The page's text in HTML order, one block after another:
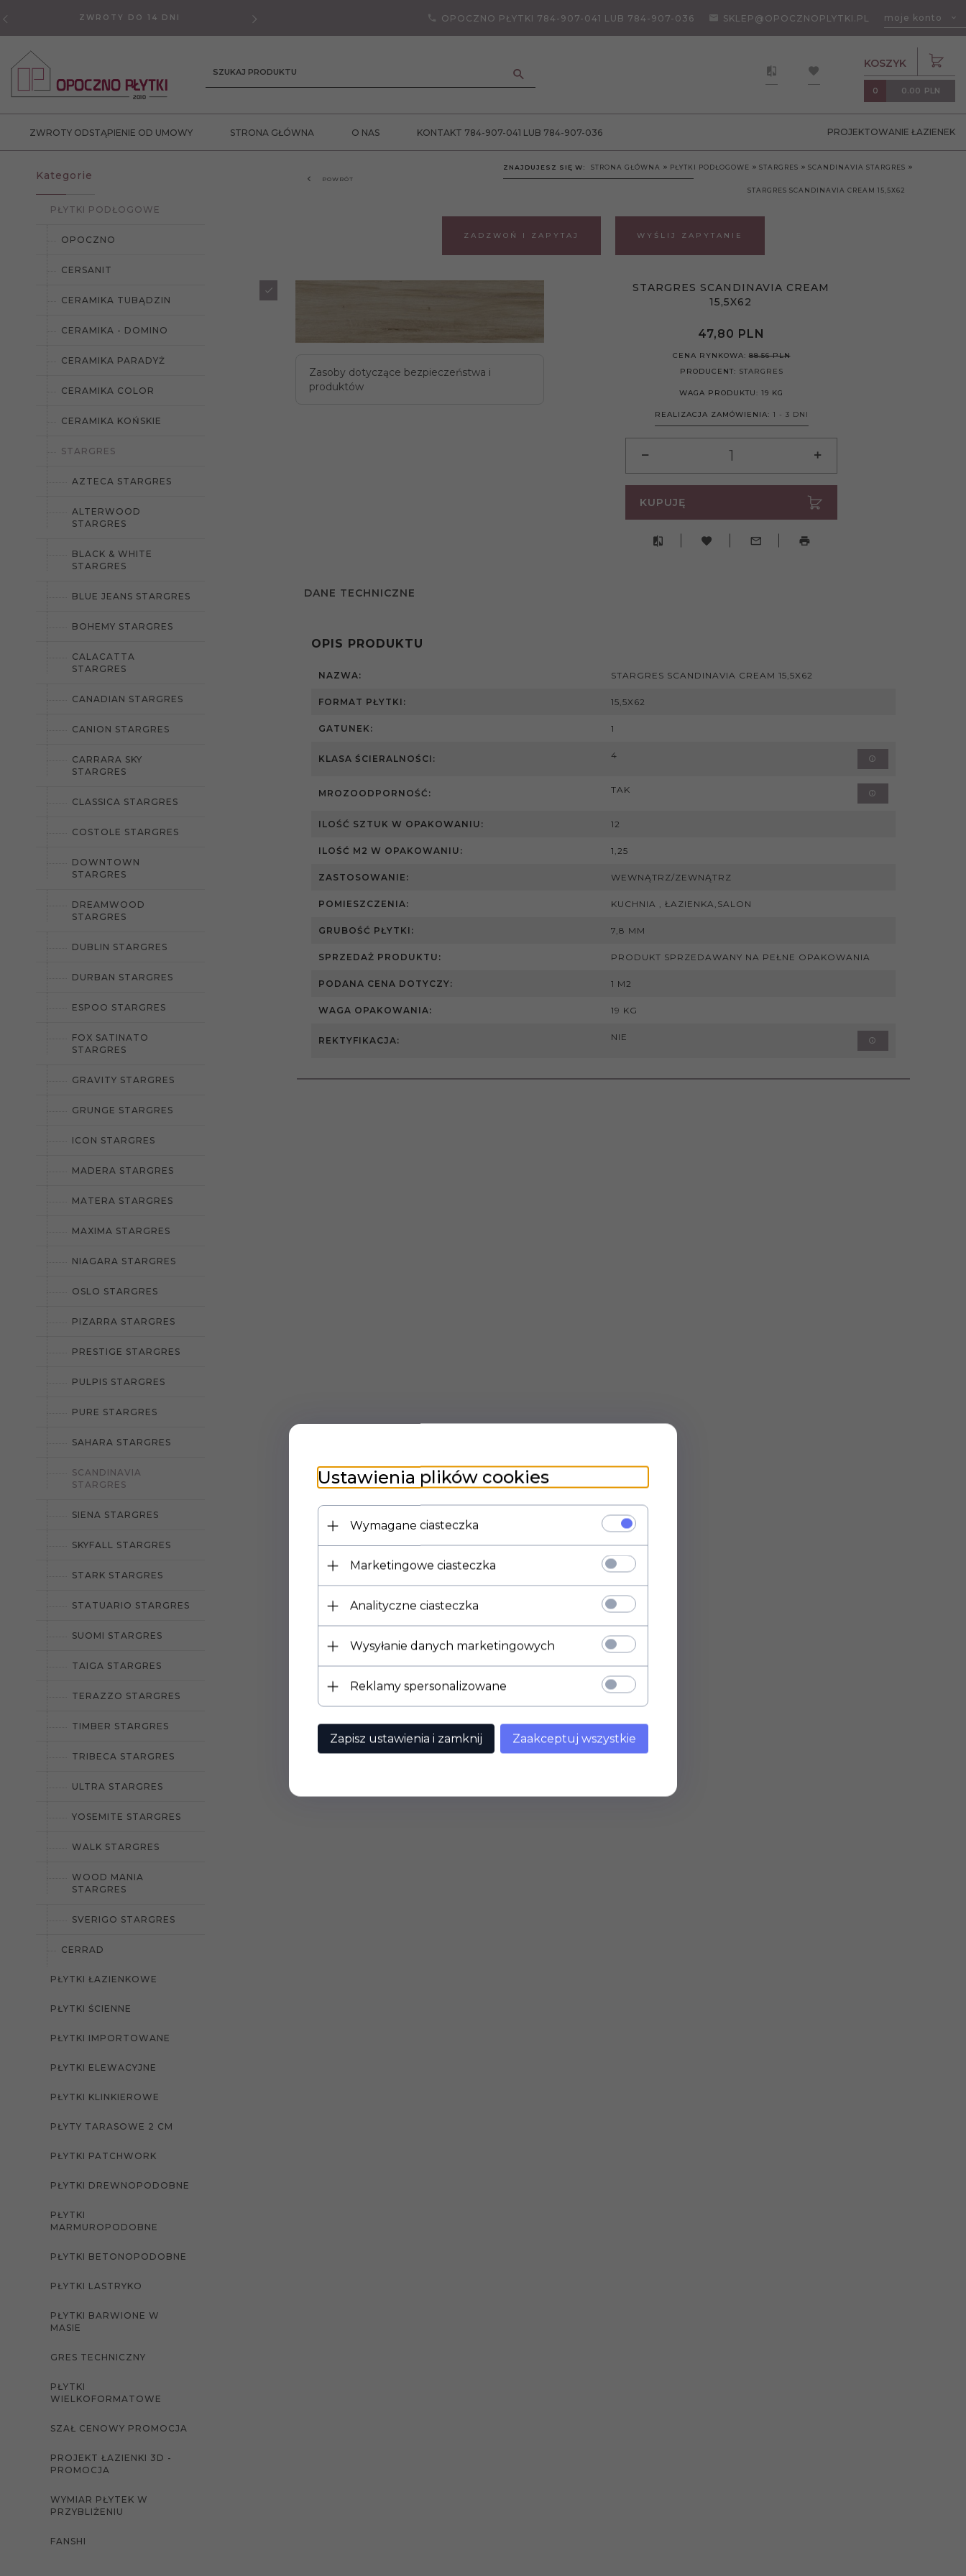
ZWROTY DO 14 DNI OPOCZNO PŁYTKI 784-907-041 LUB 784-907-036 SKLEP@OPOCZNOPLYTKI.PL moje konto
SZUKAJ PRODUKTU
KOSZYK
0 0.00 PLN
ZWROTY ODSTĄPIENIE OD UMOWY STRONA GŁÓWNA O NAS KONTAKT 784-907-041 LUB 784-907-036 PROJEKTOWANIE ŁAZIENEK
Kategorie
PŁYTKI PODŁOGOWE
OPOCZNO
CERSANIT
CERAMIKA TUBĄDZIN
CERAMIKA - DOMINO
CERAMIKA PARADYŻ
CERAMIKA COLOR
CERAMIKA KOŃSKIE
STARGRES
AZTECA STARGRES
ALTERWOOD
STARGRES
BLACK & WHITE
STARGRES
BLUE JEANS STARGRES
BOHEMY STARGRES
CALACATTA
STARGRES
CANADIAN STARGRES
CANION STARGRES
CARRARA SKY
STARGRES
CLASSICA STARGRES
COSTOLE STARGRES
DOWNTOWN
STARGRES
DREAMWOOD
STARGRES
DUBLIN STARGRES
DURBAN STARGRES
ESPOO STARGRES
FOX SATINATO
STARGRES
GRAVITY STARGRES
GRUNGE STARGRES
ICON STARGRES
MADERA STARGRES
MATERA STARGRES
MAXIMA STARGRES
NIAGARA STARGRES
OSLO STARGRES
PIZARRA STARGRES
PRESTIGE STARGRES
PULPIS STARGRES
PURE STARGRES
SAHARA STARGRES
SCANDINAVIA
STARGRES
SIENA STARGRES
SKYFALL STARGRES
STARK STARGRES
STATUARIO STARGRES
SUOMI STARGRES
TAIGA STARGRES
TERAZZO STARGRES
TIMBER STARGRES
TRIBECA STARGRES
ULTRA STARGRES
YOSEMITE STARGRES
WALK STARGRES
WOOD MANIA
STARGRES
SVERIGO STARGRES
CERRAD
PŁYTKI ŁAZIENKOWE
PŁYTKI ŚCIENNE
PŁYTKI IMPORTOWANE
PŁYTKI ELEWACYJNE
PŁYTKI KLINKIEROWE
PŁYTY TARASOWE 2 CM
PŁYTKI PATCHWORK
PŁYTKI DREWNOPODOBNE
PŁYTKI
MARMUROPODOBNE
PŁYTKI BETONOPODOBNE
PŁYTKI LASTRYKO
PŁYTKI BARWIONE W
MASIE
GRES TECHNICZNY
PŁYTKI
WIELKOFORMATOWE
SZAŁ CENOWY PROMOCJA
PROJEKT ŁAZIENKI 3D -
PROMOCJA
WYMIAR PŁYTEK W
PRZYBLIŻENIU
FANSHI
POWRÓT
ZNAJDUJESZ SIĘ W: STRONA GŁÓWNA PŁYTKI PODŁOGOWE STARGRES SCANDINAVIA STARGRES
STARGRES SCANDINAVIA CREAM 15,5X62
ZADZWOŃ I ZAPYTAJ WYŚLIJ ZAPYTANIE
Zasoby dotyczące bezpieczeństwa i
produktów
STARGRES SCANDINAVIA CREAM
15,5X62
47,80 PLN
CENA RYNKOWA:88.56 PLN
PRODUCENT: STARGRES
WAGA PRODUKTU:19 KG
REALIZACJA ZAMÓWIENIA: 1 - 3 DNI
KUPUJĘ
DANE TECHNICZNE
OPIS PRODUKTU
NAZWA: STARGRES SCANDINAVIA CREAM 15,5X62
FORMAT PŁYTKI: 15,5X62
GATUNEK: 1
KLASA ŚCIERALNOŚCI: 4
MROZOODPORNOŚĆ: TAK
ILOŚĆ SZTUK W OPAKOWANIU: 12
ILOŚĆ M2 W OPAKOWANIU: 1,25
ZASTOSOWANIE: WEWNĄTRZ/ZEWNĄTRZ
POMIESZCZENIA: KUCHNIA , ŁAZIENKA,SALON
GRUBOŚĆ PŁYTKI: 7,8 MM
SPRZEDAŻ PRODUKTU: PRODUKT SPRZEDAWANY NA PEŁNE OPAKOWANIA
PODANA CENA DOTYCZY: 1 M2
WAGA OPAKOWANIA: 19 KG
REKTYFIKACJA: NIE
Ustawienia plików cookies
Wymagane ciasteczka
Marketingowe ciasteczka
Analityczne ciasteczka
Wysyłanie danych marketingowych
Reklamy spersonalizowane
Zapisz ustawienia i zamknij Zaakceptuj wszystkie